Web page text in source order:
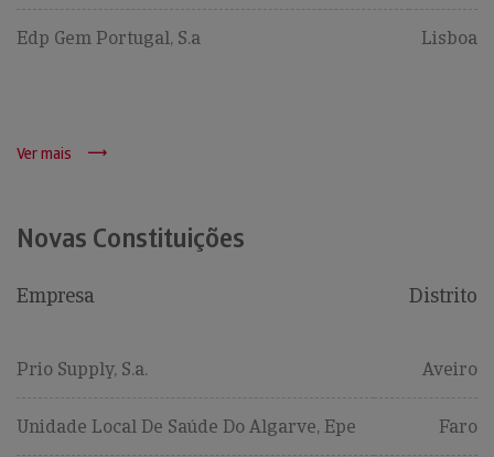
Edp Gem Portugal, S.a Lisboa
Ver mais
Novas Constituições
Empresa Distrito
Prio Supply, S.a. Aveiro
Unidade Local De Saúde Do Algarve, Epe Faro